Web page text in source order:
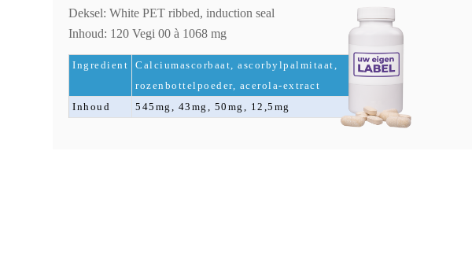
Deksel: White PET ribbed, induction seal
Inhoud: 120 Vegi 00 à 1068 mg
Ingredient
Calciumascorbaat, ascorbylpalmitaat,
rozenbottelpoeder, acerola-extract
Inhoud
545mg, 43mg, 50mg, 12,5mg